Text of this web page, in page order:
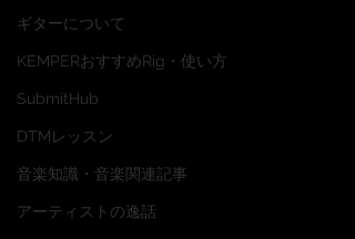
ギターについて
KEMPERおすすめRig・使い方
SubmitHub
DTMレッスン
音楽知識・音楽関連記事
アーティストの逸話